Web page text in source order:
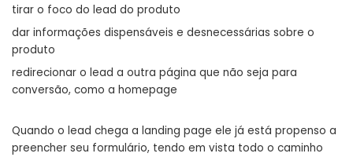
tirar o foco do lead do produto
dar informações dispensáveis e desnecessárias sobre o
produto
redirecionar o lead a outra página que não seja para
conversão, como a homepage
Quando o lead chega a landing page ele já está propenso a
preencher seu formulário, tendo em vista todo o caminho